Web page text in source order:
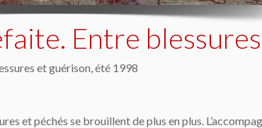
Entre
et guérison, été 1998
et péchés se brouillent de plus en plus.